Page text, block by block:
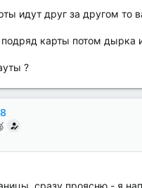
идут друг за другом то
карты потом дырка
?
сразу проясню - я